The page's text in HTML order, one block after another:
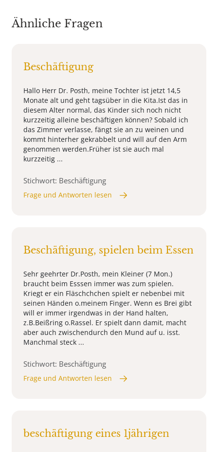
Ähnliche Fragen
Beschäftigung
Hallo Herr Dr. Posth, meine Tochter ist jetzt 14,5
Monate alt und geht tagsüber in die Kita.Ist das in
diesem Alter normal, das Kinder sich noch nicht
kurzzeitig alleine beschäftigen können? Sobald ich
das Zimmer verlasse, fängt sie an zu weinen und
kommt hinterher gekrabbelt und will auf den Arm
genommen werden.Früher ist sie auch mal
kurzzeitig ...
Stichwort: Beschäftigung
Frage und Antworten lesen
Beschäftigung, spielen beim Essen
Sehr geehrter Dr.Posth, mein Kleiner (7 Mon.)
braucht beim Esssen immer was zum spielen.
Kriegt er ein Fläschchchen spielt er nebenbei mit
seinen Händen o.meinem Finger. Wenn es Brei gibt
will er immer irgendwas in der Hand halten,
z.B.Beißring o.Rassel. Er spielt dann damit, macht
aber auch zwischendurch den Mund auf u. isst.
Manchmal steck ...
Stichwort: Beschäftigung
Frage und Antworten lesen
beschäftigung eines 1jährigen